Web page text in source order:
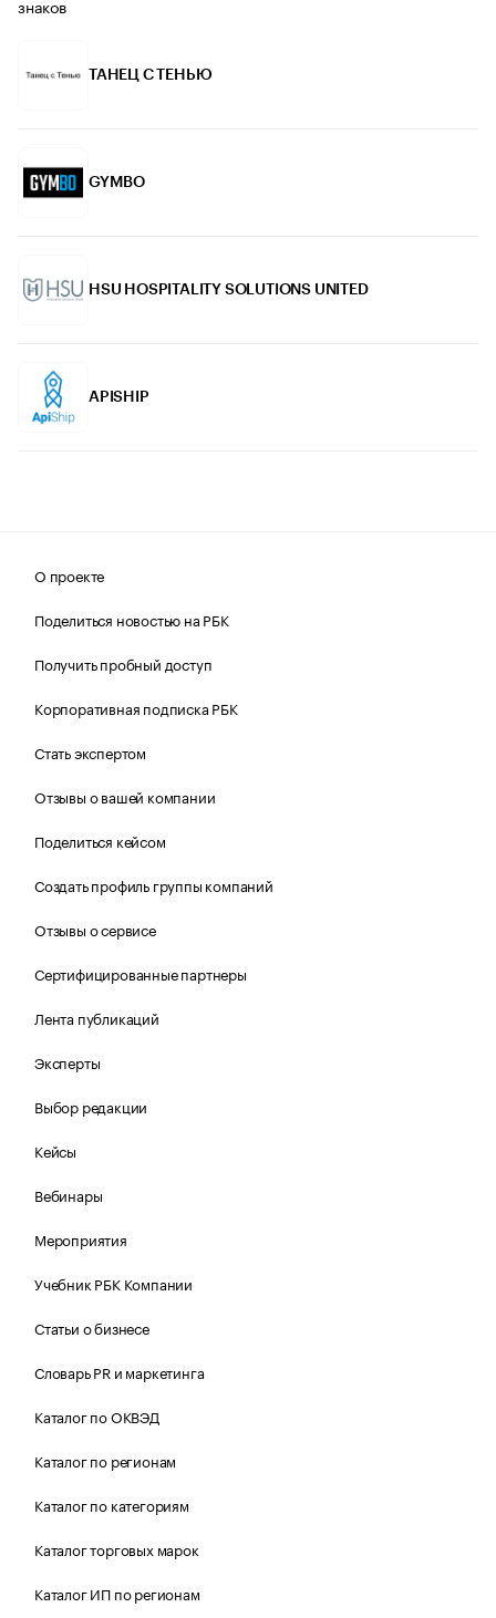
знаков
ТАНЕЦ С ТЕНЬЮ
GYMBO
HSU HOSPITALITY SOLUTIONS UNITED
APISHIP
О проекте
Поделиться новостью на РБК
Получить пробный доступ
Корпоративная подписка РБК
Стать экспертом
Отзывы о вашей компании
Поделиться кейсом
Создать профиль группы компаний
Отзывы о сервисе
Сертифицированные партнеры
Лента публикаций
Эксперты
Выбор редакции
Кейсы
Вебинары
Мероприятия
Учебник РБК Компании
Статьи о бизнесе
Словарь PR и маркетинга
Каталог по ОКВЭД
Каталог по регионам
Каталог по категориям
Каталог торговых марок
Каталог ИП по регионам